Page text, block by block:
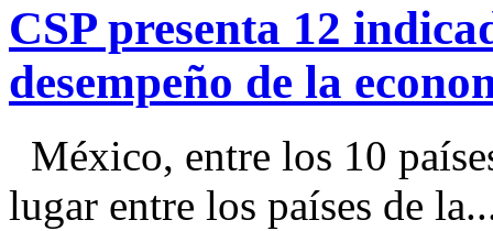
CSP presenta 12
desempeño de la
México, entre los 10
lugar entre los países de